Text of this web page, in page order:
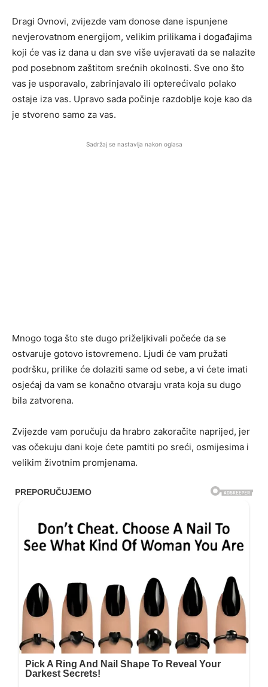
Dragi Ovnovi, zvijezde vam donose dane ispunjene
nevjerovatnom energijom, velikim prilikama i događajima
koji će vas iz dana u dan sve više uvjeravati da se nalazite
pod posebnom zaštitom srećnih okolnosti. Sve ono što
vas je usporavalo, zabrinjavalo ili opterećivalo polako
ostaje iza vas. Upravo sada počinje razdoblje koje kao da
je stvoreno samo za vas.
Sadržaj se nastavlja nakon oglasa
Mnogo toga što ste dugo priželjkivali počeće da se
ostvaruje gotovo istovremeno. Ljudi će vam pružati
podršku, prilike će dolaziti same od sebe, a vi ćete imati
osjećaj da vam se konačno otvaraju vrata koja su dugo
bila zatvorena.
Zvijezde vam poručuju da hrabro zakoračite naprijed, jer
vas očekuju dani koje ćete pamtiti po sreći, osmijesima i
velikim životnim promjenama.